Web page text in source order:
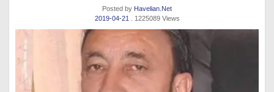
Posted by Havelian.Net
2019-04-21
. 1225089 Views